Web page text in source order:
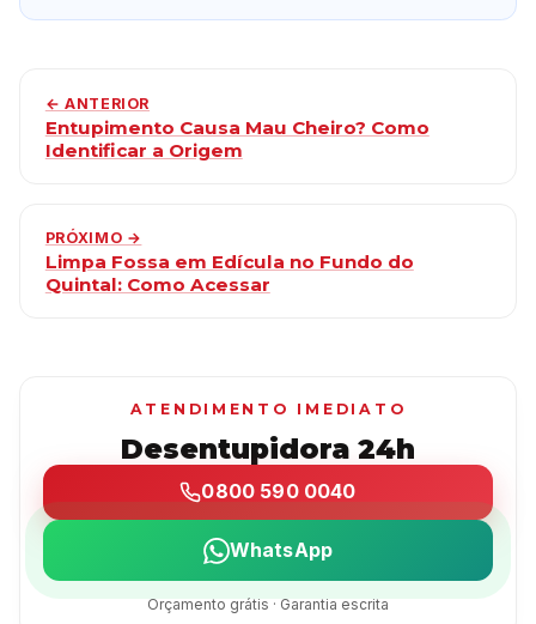
← ANTERIOR
Entupimento Causa Mau Cheiro? Como
Identificar a Origem
PRÓXIMO →
Limpa Fossa em Edícula no Fundo do
Quintal: Como Acessar
ATENDIMENTO IMEDIATO
Desentupidora 24h
0800 590 0040
WhatsApp
Orçamento grátis · Garantia escrita